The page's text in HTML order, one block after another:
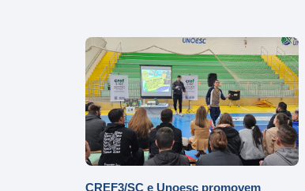
CREF3/SC e Unoesc promovem